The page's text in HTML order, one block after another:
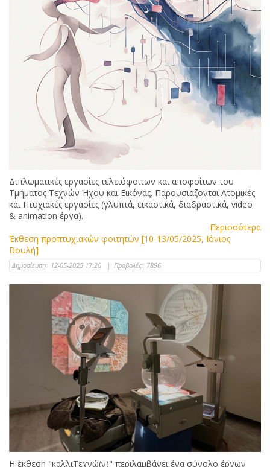
Διπλωματικές εργασίες τελειόφοιτων και αποφοίτων του
Τμήματος Τεχνών Ήχου και Εικόνας. Παρουσιάζονται Ατομικές
και Πτυχιακές εργασίες (γλυπτά, εικαστικά, διαδραστικά, video
& animation έργα).
Περισσότερα
Έκθεση προπτυχιακών φοιτητών [10-13/05/2025, Ιόνιος
Βουλή]
Δημοσίευση: 12-05-2025 17:20 | Προβολές: 7896
Η έκθεση "καλλιΤεχνώ(ν)" περιλαμβάνει ένα σύνολο έργων